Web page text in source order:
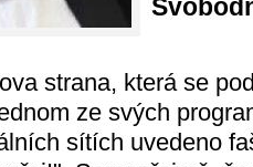
strana, která se
ze svých
sítích uvedeno